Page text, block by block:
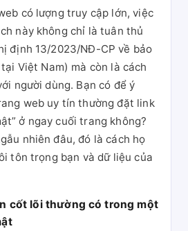
có lượng truy cập lớn, việc
này không chỉ là tuân thủ
định 13/2023/NĐ-CP về bảo
Việt Nam) mà còn là cách
người dùng. Bạn có để ý
web uy tín thường đặt link
ở ngay cuối trang không?
nhiên đâu, đó là cách họ
tôn trọng bạn và dữ liệu của
cốt lõi thường có trong một